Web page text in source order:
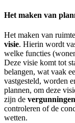
Het maken van
Het maken van
visie. Hierin wordt
welke functies
Deze visie komt tot
belangen, wat vaak
vastgesteld, worden
plannen, om deze
zijn de vergunningen
controleren of de
wetten.